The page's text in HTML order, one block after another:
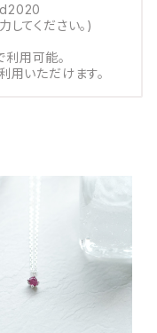
してください。)
用可能。
用いただけます。